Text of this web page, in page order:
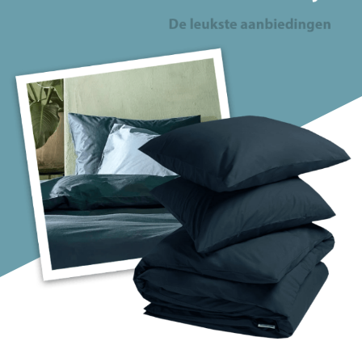
Katoen-satijn
Voor kinderen
Dessin
Bloemen
Effen